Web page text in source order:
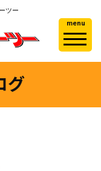
ツー
menu
グ